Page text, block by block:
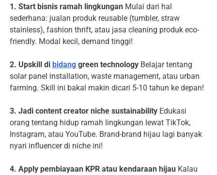
1. Start bisnis ramah lingkungan Mulai dari hal
sederhana: jualan produk reusable (tumbler, straw
stainless), fashion thrift, atau jasa cleaning produk eco-
friendly. Modal kecil, demand tinggi!
2. Upskill di bidang green technology Belajar tentang
solar panel installation, waste management, atau urban
farming. Skill ini bakal makin dicari 5-10 tahun ke depan!
3. Jadi content creator niche sustainability Edukasi
orang tentang hidup ramah lingkungan lewat TikTok,
Instagram, atau YouTube. Brand-brand hijau lagi banyak
nyari influencer di niche ini!
4. Apply pembiayaan KPR atau kendaraan hijau Kalau